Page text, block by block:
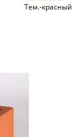
Тем.-красный